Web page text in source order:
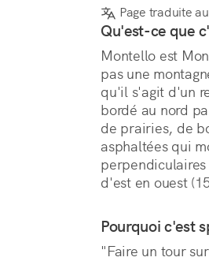
Page traduite
Qu'est-ce que
Montello est
pas une
qu'il s'agit d'un
bordé au nord
de prairies, de
asphaltées qui
perpendiculaires
d'est en ouest
Pourquoi c'est
"Faire un tour